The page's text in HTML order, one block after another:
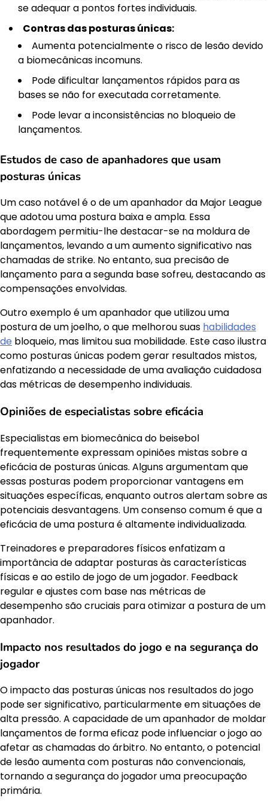
se adequar a pontos fortes individuais.
Contras das posturas únicas:
Aumenta potencialmente o risco de lesão devido
a biomecânicas incomuns.
Pode dificultar lançamentos rápidos para as
bases se não for executada corretamente.
Pode levar a inconsistências no bloqueio de
lançamentos.
Estudos de caso de apanhadores que usam
posturas únicas
Um caso notável é o de um apanhador da Major League
que adotou uma postura baixa e ampla. Essa
abordagem permitiu-lhe destacar-se na moldura de
lançamentos, levando a um aumento significativo nas
chamadas de strike. No entanto, sua precisão de
lançamento para a segunda base sofreu, destacando as
compensações envolvidas.
Outro exemplo é um apanhador que utilizou uma
postura de um joelho, o que melhorou suas habilidades
de bloqueio, mas limitou sua mobilidade. Este caso ilustra
como posturas únicas podem gerar resultados mistos,
enfatizando a necessidade de uma avaliação cuidadosa
das métricas de desempenho individuais.
Opiniões de especialistas sobre eficácia
Especialistas em biomecânica do beisebol
frequentemente expressam opiniões mistas sobre a
eficácia de posturas únicas. Alguns argumentam que
essas posturas podem proporcionar vantagens em
situações específicas, enquanto outros alertam sobre as
potenciais desvantagens. Um consenso comum é que a
eficácia de uma postura é altamente individualizada.
Treinadores e preparadores físicos enfatizam a
importância de adaptar posturas às características
físicas e ao estilo de jogo de um jogador. Feedback
regular e ajustes com base nas métricas de
desempenho são cruciais para otimizar a postura de um
apanhador.
Impacto nos resultados do jogo e na segurança do
jogador
O impacto das posturas únicas nos resultados do jogo
pode ser significativo, particularmente em situações de
alta pressão. A capacidade de um apanhador de moldar
lançamentos de forma eficaz pode influenciar o jogo ao
afetar as chamadas do árbitro. No entanto, o potencial
de lesão aumenta com posturas não convencionais,
tornando a segurança do jogador uma preocupação
primária.